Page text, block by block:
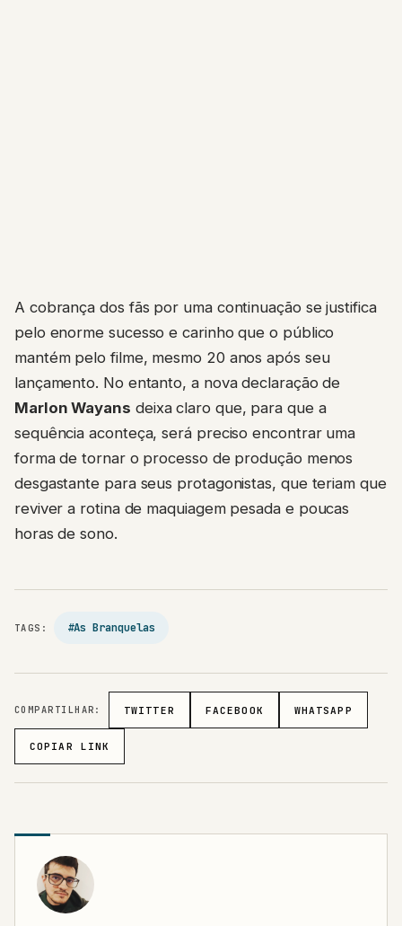
pelo enorme sucesso e carinho que o público
mantém pelo filme, mesmo 20 anos após seu
lançamento. No entanto, a nova declaração de
Marlon Wayansdeixa claro que, para que a
sequência aconteça, será preciso encontrar uma
forma de tornar o processo de produção menos
desgastante para seus protagonistas, que teriam que
reviver a rotina de maquiagem pesada e poucas
horas de sono.
TWITTER FACEBOOK WHATSAPP
COPIAR LINK
ESCRITO POR